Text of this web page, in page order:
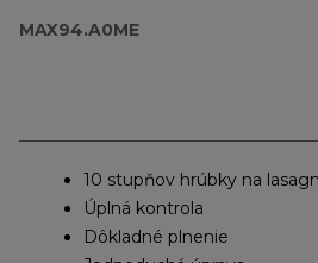
MAX94.A0ME
MAX94.A0ME
10 stupňov hrúbky na
Úplná kontrola
Dôkladné plnenie